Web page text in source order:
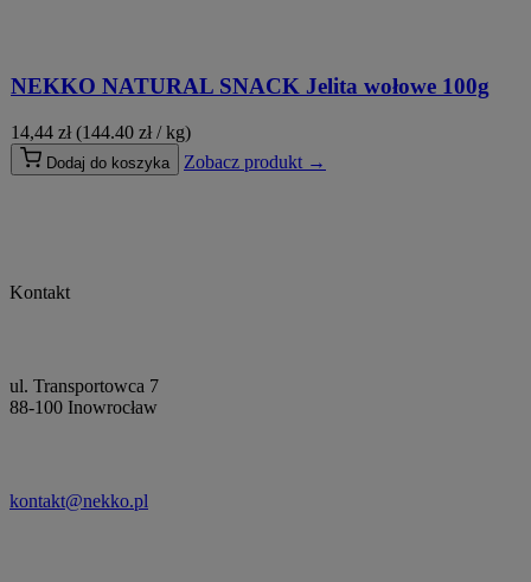
NEKKO NATURAL SNACK Jelita wołowe 100g
14,44 zł (144.40 zł / kg)
Dodaj do koszyka Zobacz produkt →
Kontakt
ul. Transportowca 7
88-100 Inowrocław
kontakt@nekko.pl